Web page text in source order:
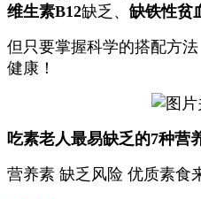
维生素B12缺乏、 缺铁性贫
但只要掌握科学的搭配方
健康！
吃素老人最易缺乏的7种营
营养素 缺乏风险 优质素食